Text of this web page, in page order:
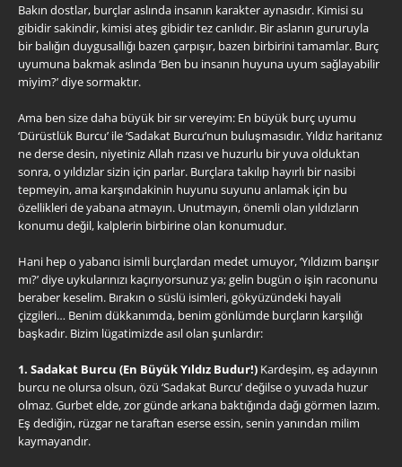
Bakın dostlar, burçlar aslında insanın karakter aynasıdır. Kimisi su
gibidir sakindir, kimisi ateş gibidir tez canlıdır. Bir aslanın gururuyla
bir balığın duygusallığı bazen çarpışır, bazen birbirini tamamlar. Burç
uyumuna bakmak aslında ‘Ben bu insanın huyuna uyum sağlayabilir
miyim?’ diye sormaktır.
Ama ben size daha büyük bir sır vereyim: En büyük burç uyumu
‘Dürüstlük Burcu’ ile ‘Sadakat Burcu’nun buluşmasıdır. Yıldız haritanız
ne derse desin, niyetiniz Allah rızası ve huzurlu bir yuva olduktan
sonra, o yıldızlar sizin için parlar. Burçlara takılıp hayırlı bir nasibi
tepmeyin, ama karşındakinin huyunu suyunu anlamak için bu
özellikleri de yabana atmayın. Unutmayın, önemli olan yıldızların
konumu değil, kalplerin birbirine olan konumudur.
Hani hep o yabancı isimli burçlardan medet umuyor, ‘Yıldızım barışır
mı?’ diye uykularınızı kaçırıyorsunuz ya; gelin bugün o işin raconunu
beraber keselim. Bırakın o süslü isimleri, gökyüzündeki hayali
çizgileri… Benim dükkanımda, benim gönlümde burçların karşılığı
başkadır. Bizim lügatimizde asıl olan şunlardır:
1. Sadakat Burcu (En Büyük Yıldız Budur!) Kardeşim, eş adayının
burcu ne olursa olsun, özü ‘Sadakat Burcu’ değilse o yuvada huzur
olmaz. Gurbet elde, zor günde arkana baktığında dağı görmen lazım.
Eş dediğin, rüzgar ne taraftan eserse essin, senin yanından milim
kaymayandır.